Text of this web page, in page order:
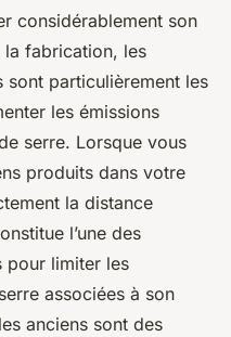
considérablement son
la fabrication, les
particulièrement les
les émissions
serre. Lorsque vous
produits dans votre
la distance
l’une des
pour limiter les
associées à son
anciens sont des